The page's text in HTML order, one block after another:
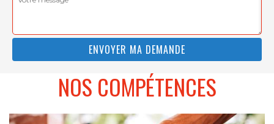
NOS COMPÉTENCES